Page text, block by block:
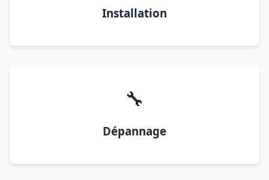
Installation
🔧
Dépannage